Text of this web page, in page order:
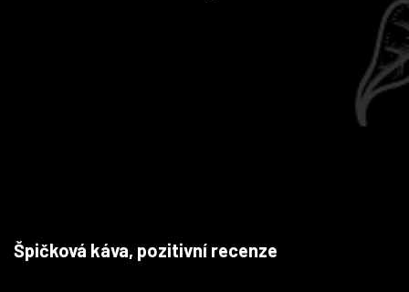
Špičková káva, pozitivní recenze